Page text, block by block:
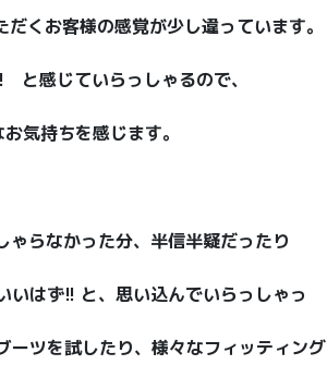
くお客様の感覚が少し違っています。
と感じていらっしゃるので、
気持ちを感じます。
らなかった分、半信半疑だったり
いはず!! と、思い込んでいらっしゃっ
ーツを試したり、様々なフィッティング